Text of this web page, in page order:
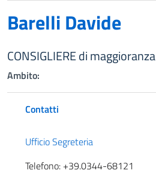
Barelli Davide
CONSIGLIERE di maggioranza
Ambito:
Contatti
Ufficio Segreteria
Telefono: +39.0344-68121